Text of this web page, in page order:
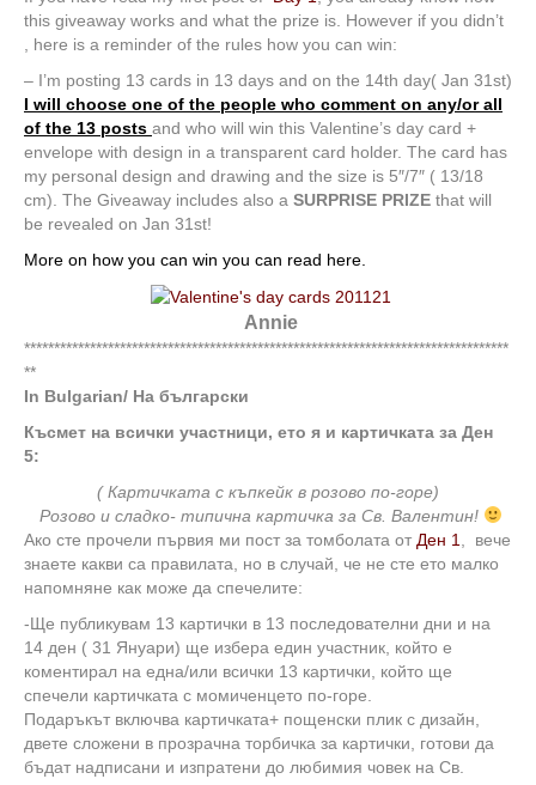
this giveaway works and what the prize is. However if you didn’t
, here is a reminder of the rules how you can win:
– I’m posting 13 cards in 13 days and on the 14th day( Jan 31st)
I will choose one of the people who comment on any/or all
of the 13 posts and who will win this Valentine’s day card +
envelope with design in a transparent card holder. The card has
my personal design and drawing and the size is 5″/7″ ( 13/18
cm). The Giveaway includes also a SURPRISE PRIZE that will
be revealed on Jan 31st!
More on how you can win you can read here.
Annie
*********************************************************************************
**
In Bulgarian/ На български
Късмет на всички участници, ето я и картичката за Ден
5:
( Картичката с къпкейк в розово по-горе)
Розово и сладко- типична картичка за Св. Валентин!
Ако сте прочели първия ми пост за томболата от Ден 1
, вече
знаете какви са правилата, но в случай, че не сте ето малко
напомняне как може да спечелите:
-Ще публикувам 13 картички в 13 последователни дни и на
14 ден ( 31 Януари) ще избера един участник, който е
коментирал на една/или всички 13 картички, който ще
спечели картичката с момиченцето по-горе.
Подаръкът включва картичката+ пощенски плик с дизайн,
двете сложени в прозрачна торбичка за картички, готови да
бъдат надписани и изпратени до любимия човек на Св.